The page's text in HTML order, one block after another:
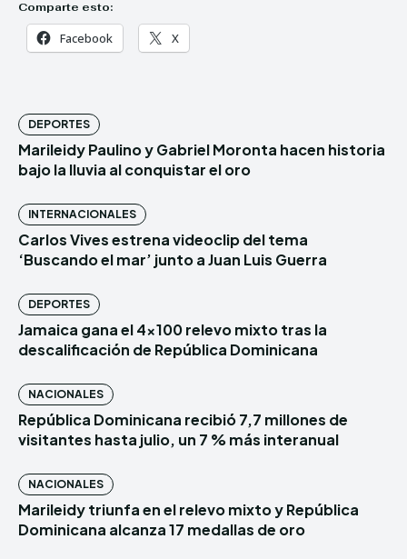
Comparte esto:
Facebook X
DEPORTES
Marileidy Paulino y Gabriel Moronta hacen historia
bajo la lluvia al conquistar el oro
INTERNACIONALES
Carlos Vives estrena videoclip del tema
‘Buscando el mar’ junto a Juan Luis Guerra
DEPORTES
Jamaica gana el 4×100 relevo mixto tras la
descalificación de República Dominicana
NACIONALES
República Dominicana recibió 7,7 millones de
visitantes hasta julio, un 7 % más interanual
NACIONALES
Marileidy triunfa en el relevo mixto y República
Dominicana alcanza 17 medallas de oro